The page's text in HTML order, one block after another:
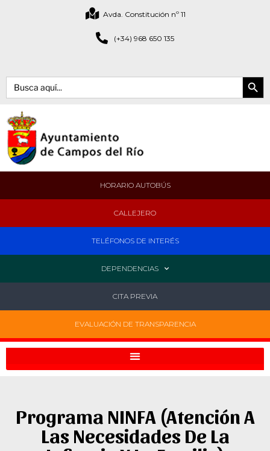
Avda. Constitución nº 11
(+34) 968 650 135
Buscar: Botón de
HORARIO AUTOBÚS
CALLEJERO
TELÉFONOS DE INTERÉS
DEPENDENCIAS
CITA PREVIA
EVALUACIÓN DE TRANSPARENCIA
Programa NINFA (Atención A
Las Necesidades De La